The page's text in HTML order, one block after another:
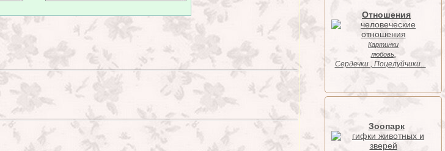
Отношения
Картинки
любовь,
Cердечки , Поцелуйчики...
Зоопарк